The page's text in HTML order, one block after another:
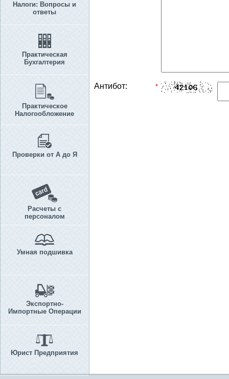
Налоги: Вопросы и
ответы
Практическая
Бухгалтерия
Практическое
Налогообложение
Проверки от А до Я
Расчеты с
персоналом
Умная подшивка
Экспортно-
Импортные Операции
Юрист Предприятия
Антибот: *